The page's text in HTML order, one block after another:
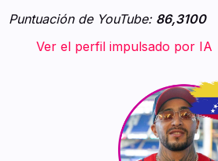
Puntuación de YouTube: 86,3100
‍ ‍ ‍ ‍ ‍ ‍ ‍ Ver el perfil impulsado por IA ‍ ‍ ‍